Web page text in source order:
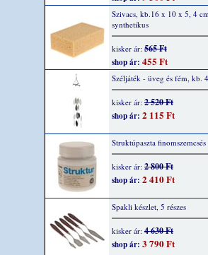
Szivacs, kb.16 x 10 x 5, 4
synthetikus
kisker ár: 565 Ft
shop ár: 455 Ft
Széljáték - üveg és fém, kb.
kisker ár: 2 520 Ft
shop ár: 2 115 Ft
Struktúpaszta finomszemcsés
kisker ár: 2 800 Ft
shop ár: 2 410 Ft
Spakli készlet, 5 részes
kisker ár: 4 630 Ft
shop ár: 3 790 Ft